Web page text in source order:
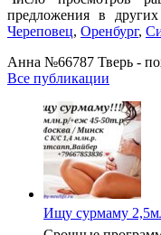
предложения в
Череповец, Оренбург,
Анна №66787 Тверь -
Все публикации
Ищу сурмаму